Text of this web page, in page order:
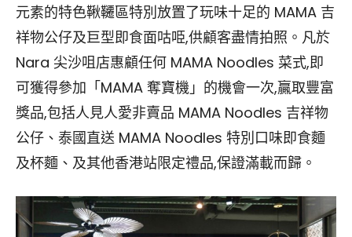
元素的特色鞦韆區特別放置了玩味十足的 MAMA 吉
祥物公仔及巨型即食面咕𠱸,供顧客盡情拍照。凡於
Nara 尖沙咀店惠顧任何 MAMA Noodles 菜式,即
可獲得參加「MAMA 奪寶機」的機會一次,贏取豐富
獎品,包括人見人愛非賣品 MAMA Noodles 吉祥物
公仔、泰國直送 MAMA Noodles 特別口味即食麵
及杯麵、及其他香港站限定禮品,保證滿載而歸。